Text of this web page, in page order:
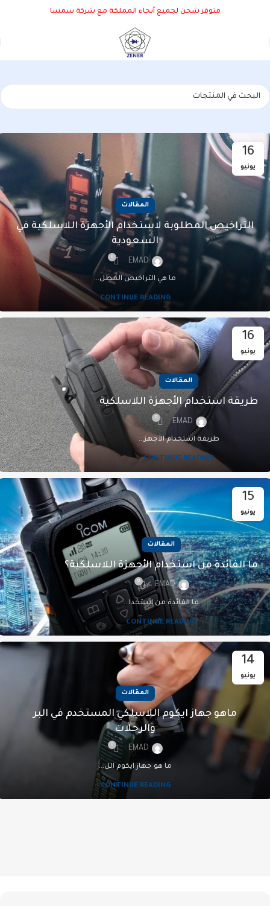
متوفر شحن لجميع أنحاء المملكة مع شركة سمسا
16
يونيو
المقالات
التراخيص المطلوبة لاستخدام الأجهزة اللاسلكية في
السعودية
EMAD
0
ما هي التراخيص المطل...
CONTINUE READING
16
يونيو
المقالات
طريقة استخدام الأجهزة اللاسلكية
EMAD
0
طريقة استخدام الأجهز...
CONTINUE READING
15
يونيو
المقالات
ما الفائدة من استخدام الأجهزة اللاسلكية؟
EMAD
0
ما الفائدة من استخدا...
CONTINUE READING
14
يونيو
المقالات
ماهو جهاز ايكوم اللاسلكي المستخدم في البر
والرحلات
EMAD
0
ما هو جهاز ايكوم الل...
CONTINUE READING